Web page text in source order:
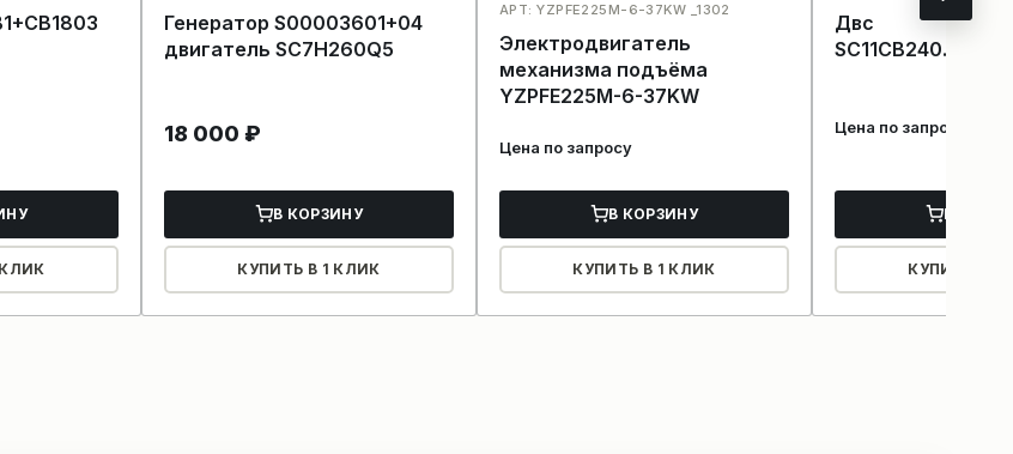
Генератор S00003601+04
двигатель SC7H260Q5
18 000 ₽
В КОРЗИНУ
КУПИТЬ В 1 КЛИК
АРТ: YZPFE225M-6-37KW _1302
Электродвигатель
механизма подъёма
YZPFE225M-6-37KW
Цена по запросу
В КОРЗИНУ
КУПИТЬ В 1 КЛИК
Двс
Цена по запросу
В
КУПИТЬ В 1